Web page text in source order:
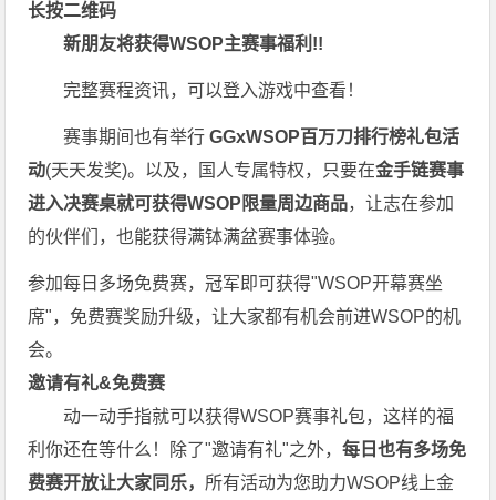
长按二维码
新朋友将获得WSOP主赛事福利!!
完整赛程资讯，可以登入游戏中查看！
赛事期间也有举行 GGxWSOP百万刀排行榜礼包活
动(天天发奖)。以及，国人专属特权，只要在金手链赛事
进入决赛桌就可获得WSOP限量周边商品，让志在参加
的伙伴们，也能获得满钵满盆赛事体验。
参加每日多场免费赛，冠军即可获得"WSOP开幕赛坐
席"，免费赛奖励升级，让大家都有机会前进WSOP的机
会。
邀请有礼&免费赛
动一动手指就可以获得WSOP赛事礼包，这样的福
利你还在等什么！除了"邀请有礼"之外，每 日也有多场免
费赛开放让大家同乐， 所有活动为您助力WSOP线上金